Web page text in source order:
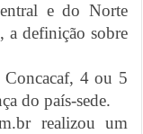
e do Norte
a definição sobre
4 ou 5
do país-sede.
realizou um